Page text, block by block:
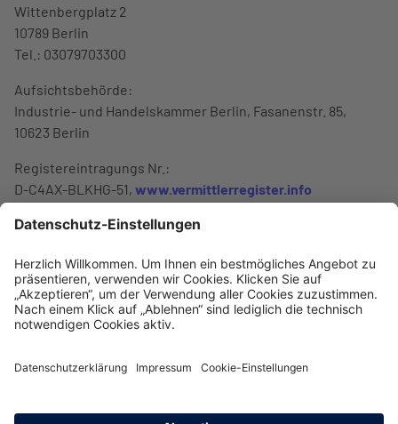
Wittenbergplatz 2
10789 Berlin
Tel.: 03079703300
Aufsichtsbehörde:
Industrie- und Handelskammer Berlin, Fasanenstr. 85,
10623 Berlin
Registereintragungs Nr.:
D-C4AX-BLKHG-51, www.vermittlerregister.info
Berufskammer:
Datenschutz